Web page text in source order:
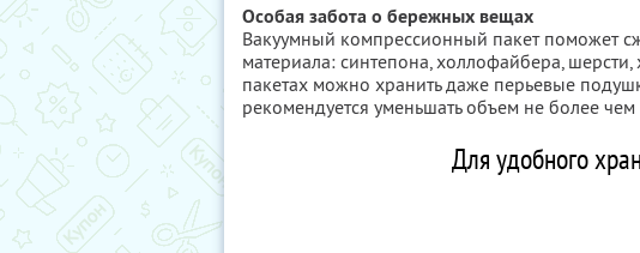
Особая забота о бережных вещах
Вакуумный компрессионный пакет поможет
материала: синтепона, холлофайбера, шерсти,
пакетах можно хранить даже перьевые
рекомендуется уменьшать объем не более чем
Для удобного